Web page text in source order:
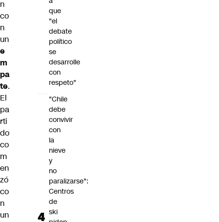
n
co
n
un
e
m
pa
te.
El
pa
rti
do
co
m
en
zó
co
n
un
que
"el
debate
político
se
desarrolle
con
respeto"
"Chile
debe
convivir
con
la
nieve
y
no
paralizarse":
Centros
de
ski